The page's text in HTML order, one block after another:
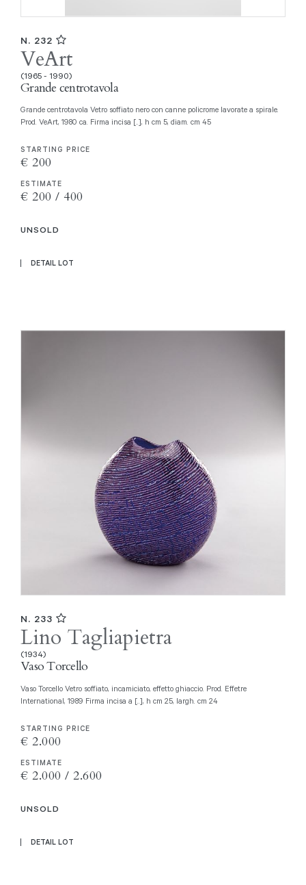
N. 232
VeArt
(1965 - 1990)
Grande centrotavola
Grande centrotavola Vetro soffiato nero con canne policrome lavorate a spirale.
Prod. VeArt, 1980 ca. Firma incisa [..], h cm 5, diam. cm 45
STARTING PRICE
€ 200
ESTIMATE
€ 200 / 400
UNSOLD
DETAIL LOT
N. 233
Lino Tagliapietra
(1934)
Vaso Torcello
Vaso Torcello Vetro soffiato, incamiciato, effetto ghiaccio. Prod. Effetre
International, 1989 Firma incisa a [..], h cm 25, largh. cm 24
STARTING PRICE
€ 2.000
ESTIMATE
€ 2.000 / 2.600
UNSOLD
DETAIL LOT